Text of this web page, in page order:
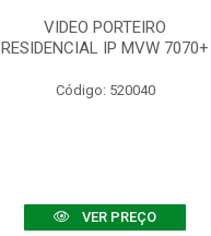
VIDEO PORTEIRO
RESIDENCIAL IP MVW 7070+
Código: 520040
VER PREÇO